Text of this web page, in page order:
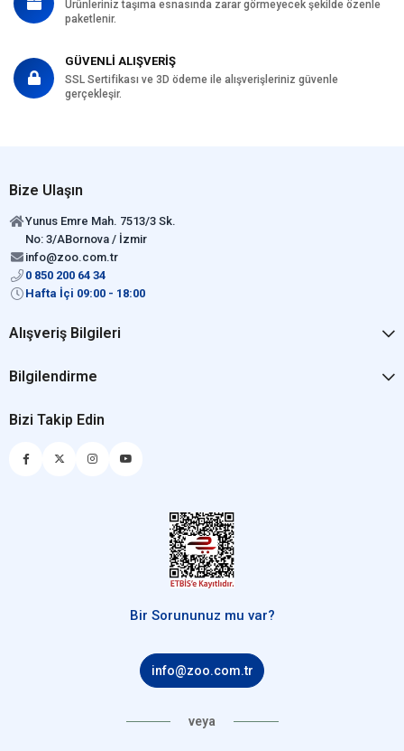
Ürünleriniz taşıma esnasında zarar görmeyecek şekilde özenle
paketlenir.
GÜVENLİ ALIŞVERİŞ
SSL Sertifikası ve 3D ödeme ile alışverişleriniz güvenle
gerçekleşir.
Bize Ulaşın
Yunus Emre Mah. 7513/3 Sk.
No: 3/ABornova / İzmir
info@zoo.com.tr
0 850 200 64 34
Hafta İçi 09:00 - 18:00
Alışveriş Bilgileri
Bilgilendirme
Bizi Takip Edin
Bir Sorununuz mu var?
info@zoo.com.tr
veya